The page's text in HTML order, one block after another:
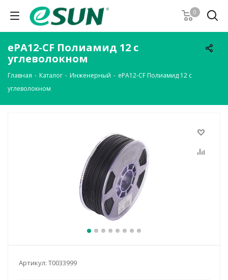
0
ePA12-CF Полиамид 12 с
углеволокном
Главная - Каталог - Инженерный - ePA12-CF Полиамид 12 с
углеволокном
Артикул: Т0033999